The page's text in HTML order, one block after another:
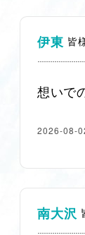
伊東 皆
想いで
2026-08-
南大沢